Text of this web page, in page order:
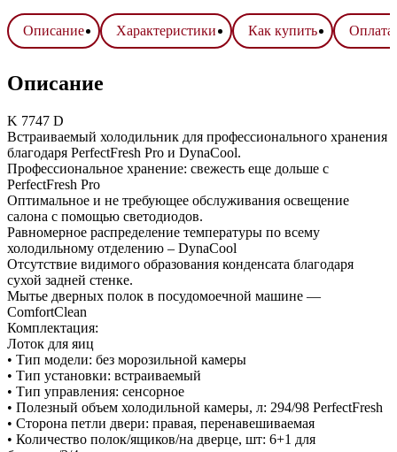
Описание Характеристики Как купить Оплата
Описание
K 7747 D
Встраиваемый холодильник для профессионального хранения
благодаря PerfectFresh Pro и DynaCool.
Профессиональное хранение: свежесть еще дольше с
PerfectFresh Pro
Оптимальное и не требующее обслуживания освещение
салона с помощью светодиодов.
Равномерное распределение температуры по всему
холодильному отделению – DynaCool
Отсутствие видимого образования конденсата благодаря
сухой задней стенке.
Мытье дверных полок в посудомоечной машине —
ComfortClean
Комплектация:
Лоток для яиц
• Тип модели: без морозильной камеры
• Тип установки: встраиваемый
• Тип управления: сенсорное
• Полезный объем холодильной камеры, л: 294/98 PerfectFresh
• Сторона петли двери: правая, перенавешиваемая
• Количество полок/ящиков/на дверце, шт: 6+1 для